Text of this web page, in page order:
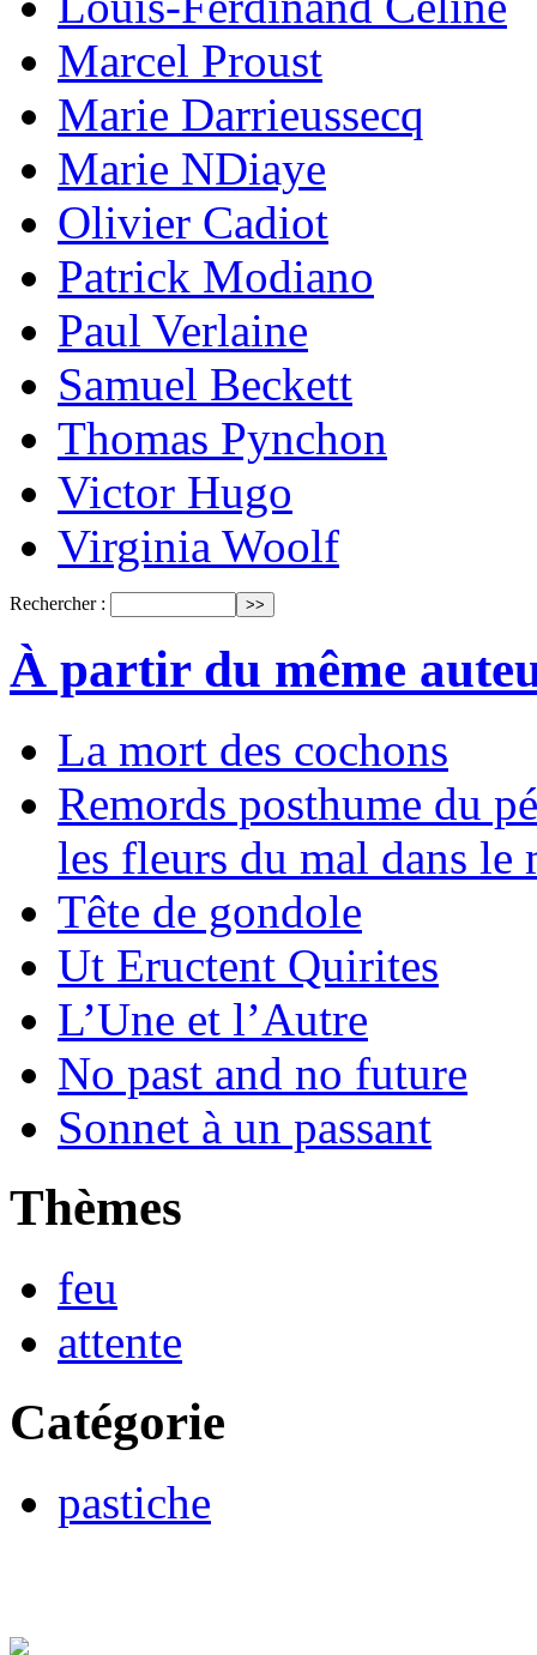
Marcel Proust
Marie Darrieussecq
Marie NDiaye
Olivier Cadiot
Patrick Modiano
Paul Verlaine
Samuel Beckett
Thomas Pynchon
Victor Hugo
Virginia Woolf
Rechercher :
À partir du même
La mort des cochons
Remords posthume du
les fleurs du mal dans le
Tête de gondole
Ut Eructent Quirites
L’Une et l’Autre
No past and no future
Sonnet à un passant
Thèmes
feu
attente
Catégorie
pastiche